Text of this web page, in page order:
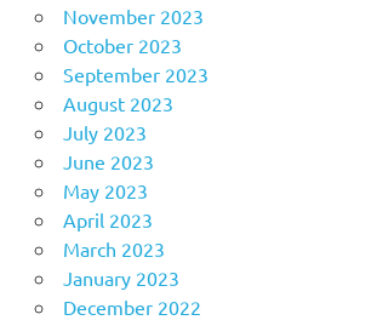
November 2023
October 2023
September 2023
August 2023
July 2023
June 2023
May 2023
April 2023
March 2023
January 2023
December 2022